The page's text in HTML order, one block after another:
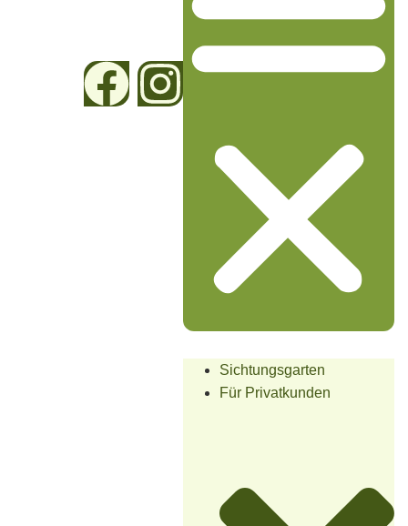
Sichtungsgarten
Für Privatkunden